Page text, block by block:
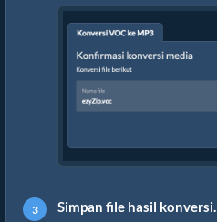
Simpan file hasil konversi.